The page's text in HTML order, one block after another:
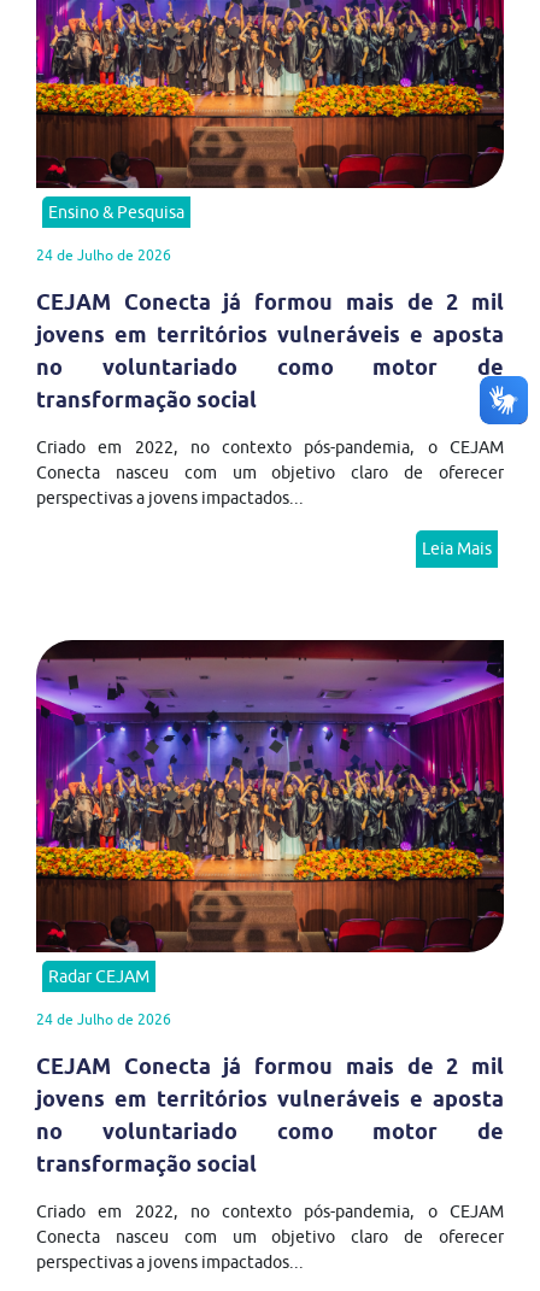
Ensino & Pesquisa
24 de Julho de 2026
CEJAM Conecta já formou mais de 2 mil
jovens em territórios vulneráveis e aposta
no voluntariado como motor de
transformação social
Criado em 2022, no contexto pós-pandemia, o CEJAM
Conecta nasceu com um objetivo claro de oferecer
perspectivas a jovens impactados...
Leia Mais
Radar CEJAM
24 de Julho de 2026
CEJAM Conecta já formou mais de 2 mil
jovens em territórios vulneráveis e aposta
no voluntariado como motor de
transformação social
Criado em 2022, no contexto pós-pandemia, o CEJAM
Conecta nasceu com um objetivo claro de oferecer
perspectivas a jovens impactados...